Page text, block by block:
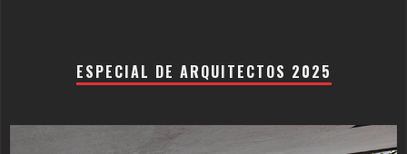
ESPECIAL DE ARQUITECTOS 2025